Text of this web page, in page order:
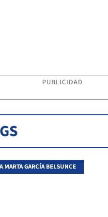
PUBLICIDAD
MARTA GARCÍA BELSUNCE